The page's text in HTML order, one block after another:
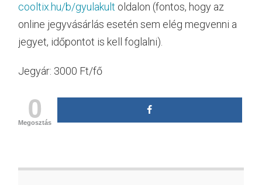
cooltix.hu/b/gyulakult oldalon (fontos, hogy az
online jegyvásárlás esetén sem elég megvenni a
jegyet, időpontot is kell foglalni).
Jegyár: 3000 Ft/fő
0
Megosztás